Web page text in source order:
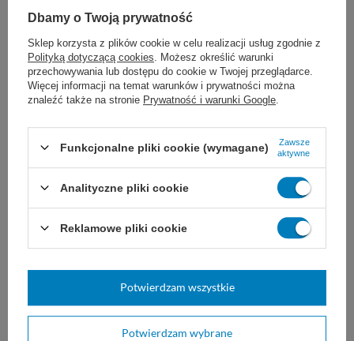
zapach.
DOZOWANIE:
80 - 160 ml. koncentratu na wiadro 6 L.
Cif All Purpose Cleaner Lemon Fresh jest
dostępny w opakowaniach:
Cif All Purpose Cleaner Lemon Fresh -
kanister 5 L.
Dbamy o Twoją prywatność
Sklep korzysta z plików cookie w celu realizacji usług zgodnie z
Polityką dotyczącą cookies . Możesz określić warunki
przechowywania lub dostępu do cookie w Twojej przeglądarce.
Więcej informacji na temat warunków i prywatności można
znaleźć także na stronie Prywatność i warunki Google
Funkcjonalne pliki cookie (wymagane)
Zawsze
aktywne
Analityczne pliki cookie
Reklamowe pliki cookie
Potwierdzam wybrane
Potwierdzam wszystkie